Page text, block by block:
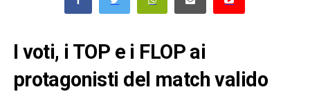
I voti, i TOP e i FLOP ai
protagonisti del match valido